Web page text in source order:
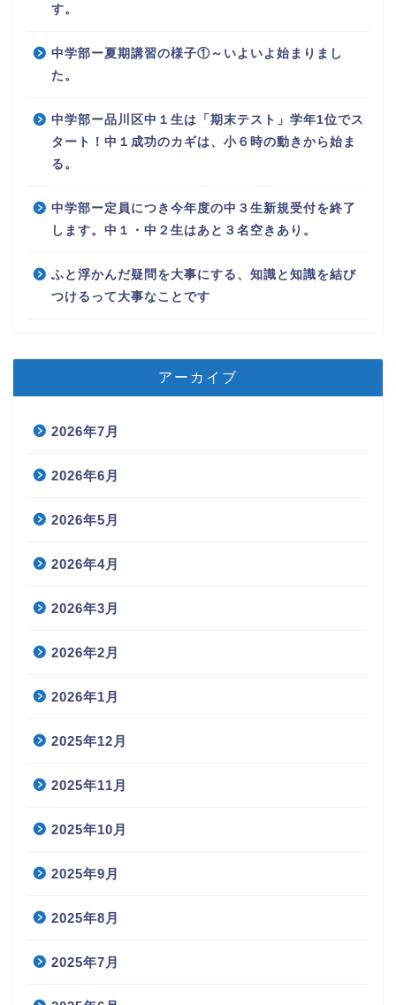
す。
中学部ー夏期講習の様子①～いよいよ始まりまし
た。
中学部ー品川区中１生は「期末テスト」学年1位でス
タート！中１成功のカギは、小６時の動きから始ま
る。
中学部ー定員につき今年度の中３生新規受付を終了
します。中１・中２生はあと３名空きあり。
ふと浮かんだ疑問を大事にする、知識と知識を結び
つけるって大事なことです
アーカイブ
2026年7月
2026年6月
2026年5月
2026年4月
2026年3月
2026年2月
2026年1月
2025年12月
2025年11月
2025年10月
2025年9月
2025年8月
2025年7月